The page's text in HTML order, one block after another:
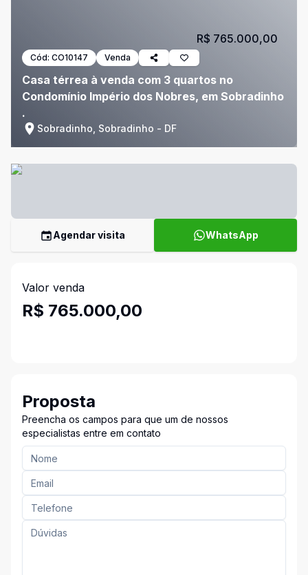
Cód: CO10147 Venda
Casa térrea à venda com 3 quartos no
Condomínio Império dos Nobres, em Sobradinho
.
Sobradinho, Sobradinho - DF
R$ 765.000,00
Agendar visita WhatsApp
Valor venda
R$ 765.000,00
Proposta
Preencha os campos para que um de nossos
especialistas entre em contato